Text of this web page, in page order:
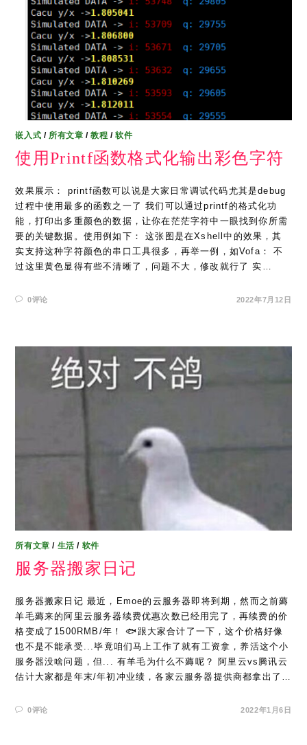
嵌入式 / 所有文章 /教程 /软件
使用Printf函数格式化输出彩色字符
效果展示： printf函数可以说是大家日常调试代码尤其是debug
过程中使用最多的函数之一了 我们可以通过printf的格式化功
能，打印出多重颜色的数据，让你在茫茫字符中一眼找到你所需
要的关键数据。使用例如下： 这张图是在Xshell中的效果，其
实支持这种字符颜色的串口工具很多，再举一例，如Vofa： 不
过这里黄色显得有些不清晰了，问题不大，修改就行了 实…
0评论 2022年7月12日
所有文章 / 生活 / 软件
服务器搬家日记
服务器搬家日记 最近，Emoe的云服务器即将到期，然而之前薅
羊毛薅来的阿里云服务器续费优惠次数已经用完了，再续费的价
格变成了1500RMB/年！ 🐟跟大家合计了一下，这个价格好像
也不是不能承受...毕竟咱们马上工作了就有工资拿，养活这个小
服务器没啥问题，但... 有羊毛为什么不薅呢？ 阿里云vs腾讯云
估计大家都是年末/年初冲业绩，各家云服务器提供商都拿出了…
0评论 2022年1月6日